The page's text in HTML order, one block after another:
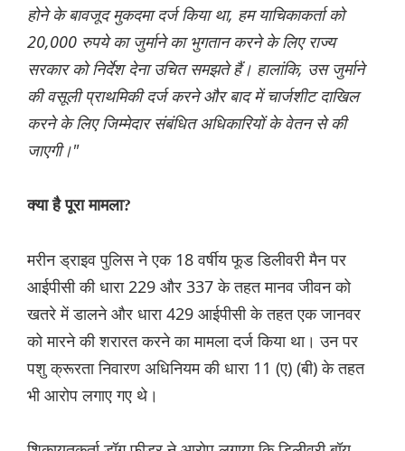
होने के बावजूद मुकदमा दर्ज किया था, हम याचिकाकर्ता को
20,000 रुपये का जुर्माने का भुगतान करने के लिए राज्य
सरकार को निर्देश देना उचित समझते हैं। हालांकि, उस जुर्माने
की वसूली प्राथमिकी दर्ज करने और बाद में चार्जशीट दाखिल
करने के लिए जिम्मेदार संबंधित अधिकारियों के वेतन से की
जाएगी।"
क्या है पूरा मामला?
मरीन ड्राइव पुलिस ने एक 18 वर्षीय फूड डिलीवरी मैन पर
आईपीसी की धारा 229 और 337 के तहत मानव जीवन को
खतरे में डालने और धारा 429 आईपीसी के तहत एक जानवर
को मारने की शरारत करने का मामला दर्ज किया था। उन पर
पशु क्रूरता निवारण अधिनियम की धारा 11 (ए) (बी) के तहत
भी आरोप लगाए गए थे।